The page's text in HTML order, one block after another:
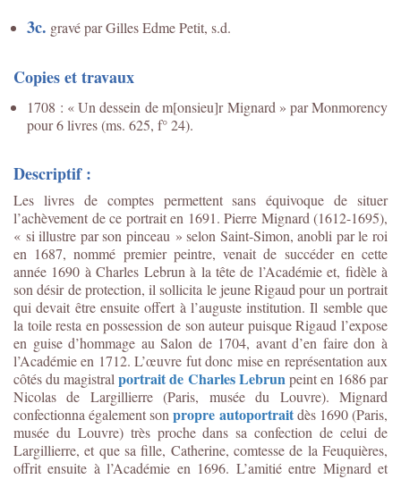
3c. gravé par Gilles Edme Petit, s.d.
Copies et travaux
1708 : « Un dessein de m[onsieu]r Mignard » par Monmorency
pour 6 livres (ms. 625, f° 24).
Descriptif :
Les livres de comptes permettent sans équivoque de situer
l’achèvement de ce portrait en 1691. Pierre Mignard (1612-1695),
« si illustre par son pinceau » selon Saint-Simon, anobli par le roi
en 1687, nommé premier peintre, venait de succéder en cette
année 1690 à Charles Lebrun à la tête de l’Académie et, fidèle à
son désir de protection, il sollicita le jeune Rigaud pour un portrait
qui devait être ensuite offert à l’auguste institution. Il semble que
la toile resta en possession de son auteur puisque Rigaud l’expose
en guise d’hommage au Salon de 1704, avant d’en faire don à
l’Académie en 1712. L’œuvre fut donc mise en représentation aux
côtés du magistralportrait de Charles Lebrun peint en 1686 par
Nicolas de Largillierre (Paris, musée du Louvre). Mignard
confectionna également sonpropre autoportraitdès 1690 (Paris,
musée du Louvre) très proche dans sa confection de celui de
Largillierre, et que sa fille, Catherine, comtesse de la Feuquières,
offrit ensuite à l’Académie en 1696. L’amitié entre Mignard et